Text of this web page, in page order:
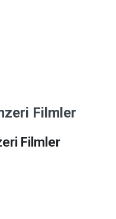
Filmler
Filmler